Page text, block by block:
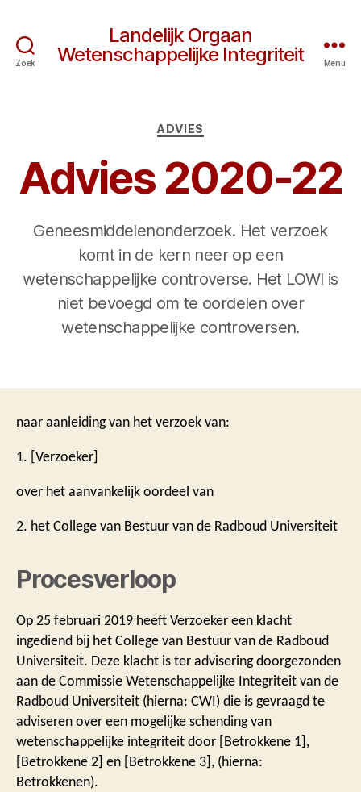
Zoek
Landelijk Orgaan
Wetenschappelijke Integriteit
Menu
Categorieën
ADVIES
Advies 2020-22
Geneesmiddelenonderzoek. Het verzoek
komt in de kern neer op een
wetenschappelijke controverse. Het LOWI is
niet bevoegd om te oordelen over
wetenschappelijke controversen.
naar aanleiding van het verzoek van:
1. [Verzoeker]
over het aanvankelijk oordeel van
2. het College van Bestuur van de Radboud Universiteit
Procesverloop
Op 25 februari 2019 heeft Verzoeker een klacht
ingediend bij het College van Bestuur van de Radboud
Universiteit. Deze klacht is ter advisering doorgezonden
aan de Commissie Wetenschappelijke Integriteit van de
Radboud Universiteit (hierna: CWI) die is gevraagd te
adviseren over een mogelijke schending van
wetenschappelijke integriteit door [Betrokkene 1],
[Betrokkene 2] en [Betrokkene 3], (hierna:
Betrokkenen).